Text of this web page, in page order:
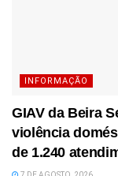
INFORMAÇÃO
GIAV da Beira
violência
de 1.240